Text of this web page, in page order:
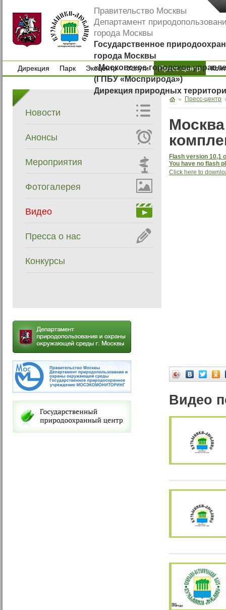
Правительство Москвы
Департамент
города Москвы
Государственное
города Москвы
«Московское городское
(ГПБУ «Мосприрода»)
Дирекция природных
Дирекция
Парк
Экоцентр
Экоцентр
Услуги
Услуги
Пресс-центр
Новости
Анонсы
Мероприятия
Фотогалерея
Видео
Пресса о нас
Конкурсы
Пресс-центр
Flash version 10,1
You have no flash
Click here to
Видео